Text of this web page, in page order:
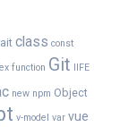
class const
function Git IIFE
new npm Object
v-model var vue